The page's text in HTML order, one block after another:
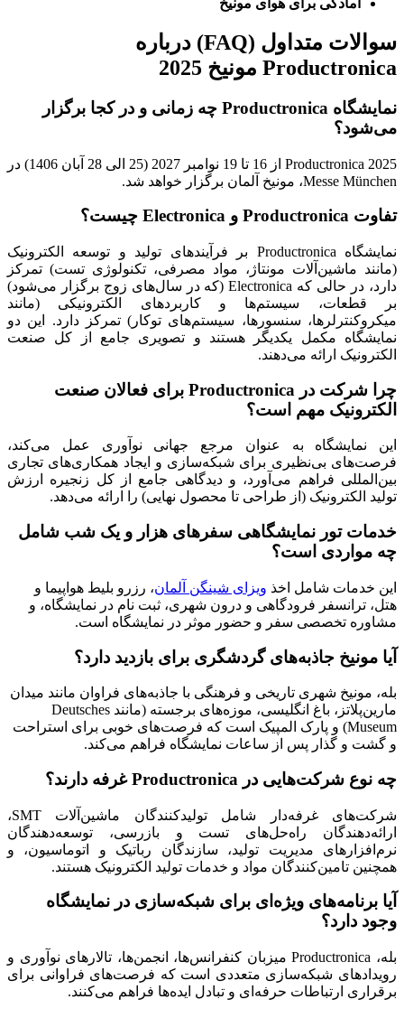
آمادگی برای هوای مونیخ
سوالات متداول (FAQ) درباره
Productronica مونیخ 2025
نمایشگاه Productronica چه زمانی و در کجا برگزار
می‌شود؟
Productronica 2025 از 16 تا 19 نوامبر 2027 (25 الی 28 آبان 1406) در
Messe München، مونیخ آلمان برگزار خواهد شد.
تفاوت Productronica و Electronica چیست؟
نمایشگاه Productronica بر فرآیندهای تولید و توسعه الکترونیک
(مانند ماشین‌آلات مونتاژ، مواد مصرفی، تکنولوژی تست) تمرکز
دارد، در حالی که Electronica (که در سال‌های زوج برگزار می‌شود)
بر قطعات، سیستم‌ها و کاربردهای الکترونیکی (مانند
میکروکنترلرها، سنسورها، سیستم‌های توکار) تمرکز دارد. این دو
نمایشگاه مکمل یکدیگر هستند و تصویری جامع از کل صنعت
الکترونیک ارائه می‌دهند.
چرا شرکت در Productronica برای فعالان صنعت
الکترونیک مهم است؟
این نمایشگاه به عنوان مرجع جهانی نوآوری عمل می‌کند،
فرصت‌های بی‌نظیری برای شبکه‌سازی و ایجاد همکاری‌های تجاری
بین‌المللی فراهم می‌آورد، و دیدگاهی جامع از کل زنجیره ارزش
تولید الکترونیک (از طراحی تا محصول نهایی) را ارائه می‌دهد.
خدمات تور نمایشگاهی سفرهای هزار و یک شب شامل
چه مواردی است؟
این خدمات شامل اخذ ویزای شینگن آلمان، رزرو بلیط هواپیما و
هتل، ترانسفر فرودگاهی و درون شهری، ثبت نام در نمایشگاه، و
مشاوره تخصصی سفر و حضور موثر در نمایشگاه است.
آیا مونیخ جاذبه‌های گردشگری برای بازدید دارد؟
بله، مونیخ شهری تاریخی و فرهنگی با جاذبه‌های فراوان مانند میدان
مارین‌پلاتز، باغ انگلیسی، موزه‌های برجسته (مانند Deutsches
Museum) و پارک المپیک است که فرصت‌های خوبی برای استراحت
و گشت و گذار پس از ساعات نمایشگاه فراهم می‌کند.
چه نوع شرکت‌هایی در Productronica غرفه دارند؟
شرکت‌های غرفه‌دار شامل تولیدکنندگان ماشین‌آلات SMT،
ارائه‌دهندگان راه‌حل‌های تست و بازرسی، توسعه‌دهندگان
نرم‌افزارهای مدیریت تولید، سازندگان رباتیک و اتوماسیون، و
همچنین تامین‌کنندگان مواد و خدمات تولید الکترونیک هستند.
آیا برنامه‌های ویژه‌ای برای شبکه‌سازی در نمایشگاه
وجود دارد؟
بله، Productronica میزبان کنفرانس‌ها، انجمن‌ها، تالارهای نوآوری و
رویدادهای شبکه‌سازی متعددی است که فرصت‌های فراوانی برای
برقراری ارتباطات حرفه‌ای و تبادل ایده‌ها فراهم می‌کنند.